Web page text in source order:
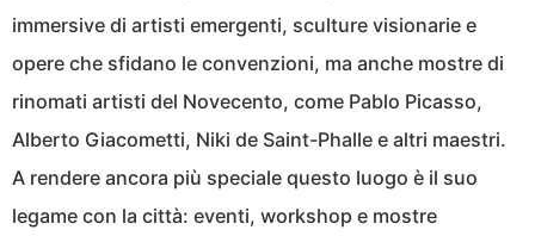
immersive di artisti emergenti, sculture visionarie e
opere che sfidano le convenzioni, ma anche mostre di
rinomati artisti del Novecento, come Pablo Picasso,
Alberto Giacometti, Niki de Saint-Phalle e altri maestri.
A rendere ancora più speciale questo luogo è il suo
legame con la città: eventi, workshop e mostre